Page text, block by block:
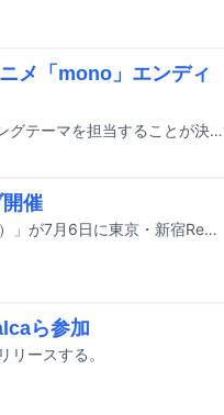
メ「mono」エンディ
halcaが、4月に放送がスタートするテレビアニメ「mono」のエンディングテーマを担当することが決定した。
催
halcaのワンマンライブ「halca live 2025 -ROAD TO 777 Special-（仮）」が7月6日に東京・新宿ReNYで開催される。
ら参加
リースする。